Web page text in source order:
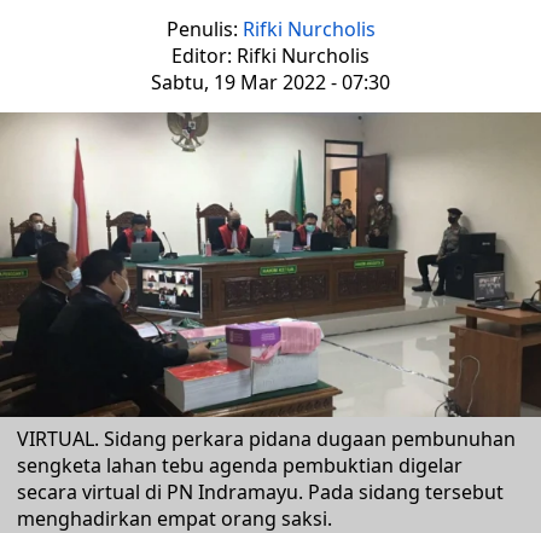
Penulis: Rifki Nurcholis
Editor: Rifki Nurcholis
Sabtu, 19 Mar 2022 - 07:30
VIRTUAL. Sidang perkara pidana dugaan pembunuhan
sengketa lahan tebu agenda pembuktian digelar
secara virtual di PN Indramayu. Pada sidang tersebut
menghadirkan empat orang saksi.